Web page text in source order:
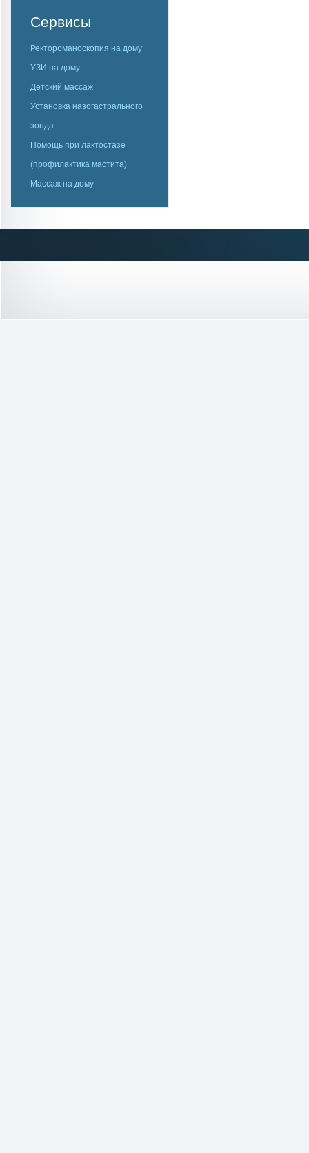
Сервисы
Ректороманоскопия на дому
УЗИ на дому
Детский массаж
Установка назогастрального
зонда
Помощь при лактостазе
(профилактика мастита)
Массаж на дому